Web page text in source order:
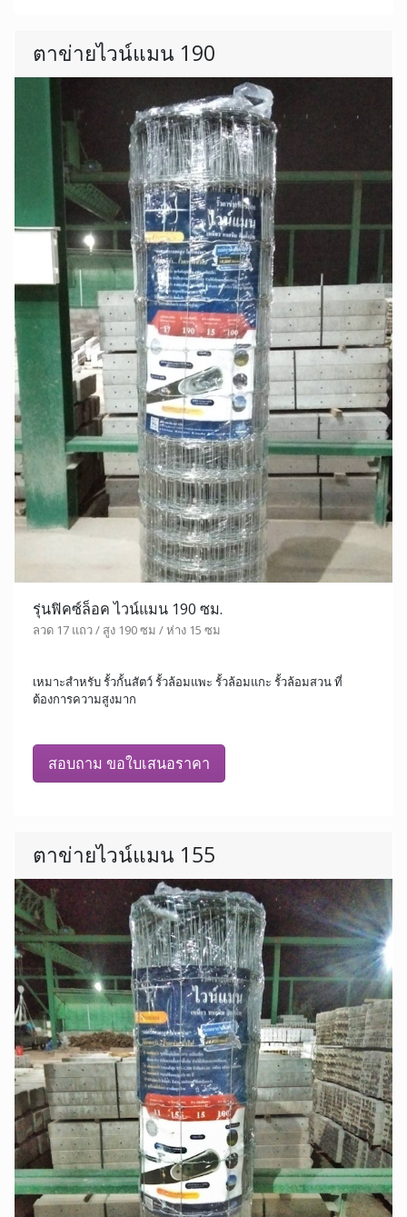
ตาข่ายไวน์แมน 190
รุ่นฟิคซ์ล็อค ไวน์แมน 190 ซม.
ลวด 17 แถว / สูง 190 ซม / ห่าง 15 ซม
เหมาะสำหรับ รั้วกั้นสัตว์ รั้วล้อมแพะ รั้วล้อมแกะ รั้วล้อมสวน ที่
ต้องการความสูงมาก
สอบถาม ขอใบเสนอราคา
ตาข่ายไวน์แมน 155